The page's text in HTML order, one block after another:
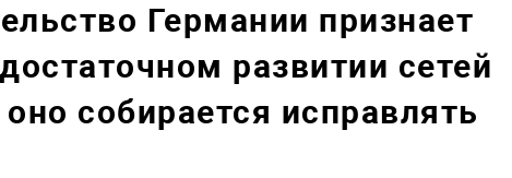
Германии признает
развитии сетей
собирается исправлять